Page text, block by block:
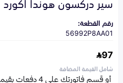
رقم القطعة:
56992P8AA01
97
شامل القيمة المضافة